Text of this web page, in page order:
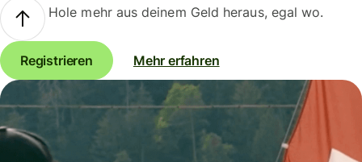
Hole mehr aus deinem Geld heraus, egal wo.
Registrieren Mehr erfahren